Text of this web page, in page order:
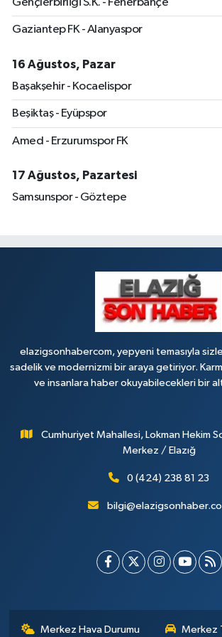
Dogan Eczanesi
Makfire Eczanesi
Çaydaçıra Mahallesi, Adnan Kahveci Caddesi,
Gaziantep FK - Alanyaspor
16 Ağustos, Pazar
Başakşehir - Kocaelispor
Beşiktaş - Eyüpspor
Amed - Erzurumspor FK
17 Ağustos, Pazartesi
Samsunspor - Göztepe
elazigsonhabercom, yepyeni temasıyla
sadelik ve modernizmi bir araya getiriyor.
ve insanlara haber okuyabilecekleri bir
Cumhuriyet Mahallesi, Lokman Hekim
Merkez / Elazığ
0 (424) 238 81 23
Merkez Hava Durumu Merkez